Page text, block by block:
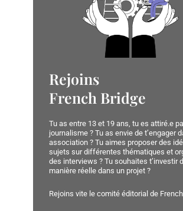
Rejoins
French Bridge
Tu as entre 13 et 19 ans, tu es attiré.e
journalisme ? Tu as envie de t’engager
association ? Tu aimes proposer des
sujets sur différentes thématiques et
des interviews ? Tu souhaites t’investir
manière réelle dans un projet ?
Rejoins vite le comité éditorial de